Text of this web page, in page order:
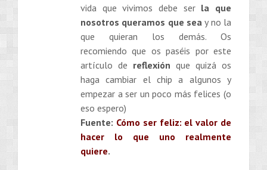
vida que vivimos debe ser la que
nosotros queramos que sea y no la
que quieran los demás. Os
recomiendo que os paséis por este
artículo de reflexión que quizá os
haga cambiar el chip a algunos y
empezar a ser un poco más felices (o
eso espero)
Fuente: Cómo ser feliz: el valor de
hacer lo que uno realmente
quiere.